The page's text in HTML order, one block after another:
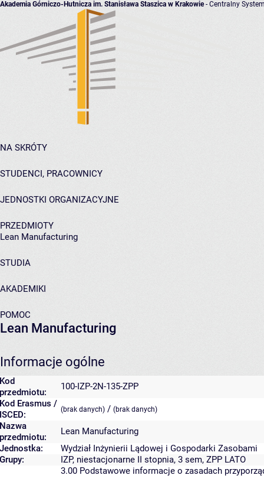
Akademia Górniczo-Hutnicza im. Stanisława Staszica w Krakowie- Centralny
NA SKRÓTY
STUDENCI, PRACOWNICY
JEDNOSTKI ORGANIZACYJNE
PRZEDMIOTY
Lean Manufacturing
STUDIA
AKADEMIKI
POMOC
Lean Manufacturing
Informacje ogólne
Kod
przedmiotu:
100-IZP-2N-135-ZPP
Kod Erasmus /
ISCED:
(brak danych) / (brak danych)
Nazwa
przedmiotu:
Lean Manufacturing
Jednostka:
Wydział Inżynierii Lądowej i Gospodarki Zasobami
Grupy:
IZP, niestacjonarne II stopnia, 3 sem, ZPP LATO
3.00 Podstawowe informacje o zasadach